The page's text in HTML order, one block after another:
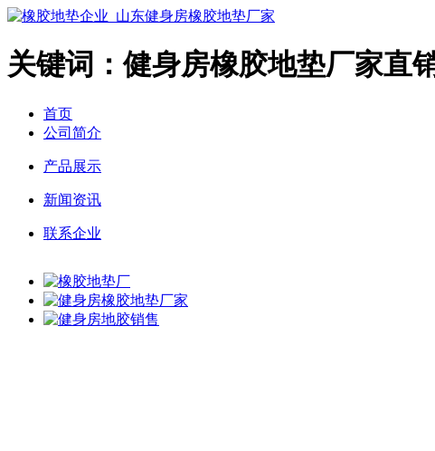
关键词：健身房橡胶地垫厂家直
首页
公司简介
产品展示
新闻资讯
联系企业